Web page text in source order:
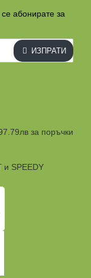
абонирате за
ИЗПРАТИ
за поръчки
SPEEDY